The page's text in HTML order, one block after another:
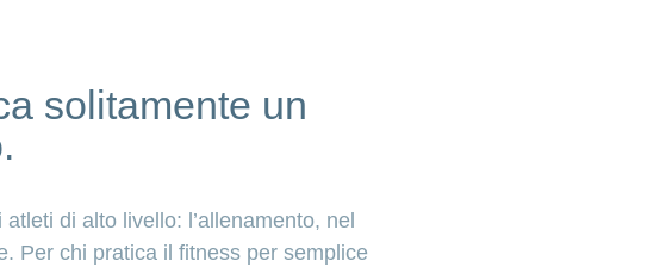
solitamente un
di alto livello: l’allenamento, nel
Per chi pratica il fitness per semplice